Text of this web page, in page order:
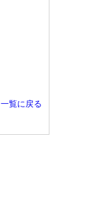
一覧に戻る